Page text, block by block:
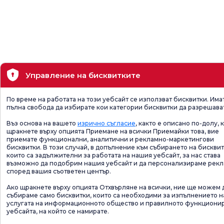
Управление на бисквитките
По време на работата на този уебсайт се използват бисквитки.
пълна свобода да избирате кои категории бисквитки да
Въз основа на вашето изрично съгласие, както е описано по-долу,
щракнете върху опцията Приемане на всички Приемайки това, вие
приемате функционални, аналитични и рекламно-маркетингови
бисквитки. В този случай, в допълнение към събирането на
които са задължителни за работата на нашия уебсайт, за нас става
възможно да подобрим нашия уебсайт и да персонализираме
според вашия съответен център.
Ако щракнете върху опцията Отхвърляне на всички, ние ще можем
събираме само бисквитки, които са необходими за изпълнението
услугата на информационното общество и правилното
уебсайта, на който се намирате.